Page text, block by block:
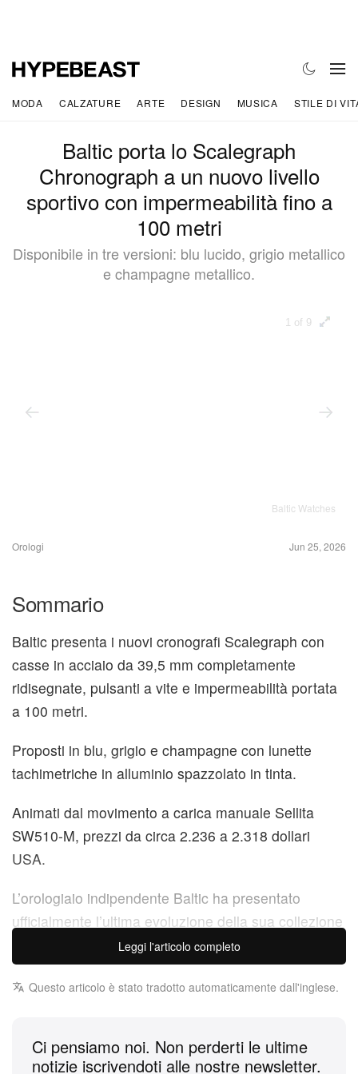
MODA CALZATURE ARTE DESIGN MUSICA STILE DI
Baltic porta lo Scalegraph
Chronograph a un nuovo livello
sportivo con impermeabilità fino a
100 metri
Disponibile in tre versioni: blu lucido, grigio metallico
e champagne metallico.
1 of 9
Baltic Watches
Orologi Jun 25, 2026
Sommario
Baltic presenta i nuovi cronografi Scalegraph con
casse in acciaio da 39,5 mm completamente
ridisegnate, pulsanti a vite e impermeabilità portata
a 100 metri.
Proposti in blu, grigio e champagne con lunette
tachimetriche in alluminio spazzolato in tinta.
Animati dal movimento a carica manuale Sellita
SW510-M, prezzi da circa 2.236 a 2.318 dollari
USA.
L’orologiaio indipendente Baltic ha presentato
ufficialmente l’ultima evoluzione della sua collezione
Scalegraph, che ora sfoggia un’identità più robusta
e decisamente sportiva, pur restando fedele al suo
fascino vintage. La nuova generazione di
ridisegna completamente la cassa in acciaio inox
per un carattere molto più atletico. La cassa
Leggi l'articolo completo
Questo articolo è stato tradotto automaticamente dall'inglese.
Ci pensiamo noi. Non perderti le ultime
notizie iscrivendoti alle nostre newsletter.